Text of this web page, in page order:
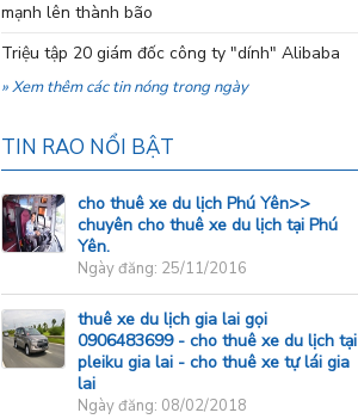
mạnh lên thành bão
Triệu tập 20 giám đốc công ty "dính" Alibaba
» Xem thêm các tin nóng trong ngày
TIN RAO NỔI BẬT
cho thuê xe du lịch Phú Yên>>
chuyên cho thuê xe du lịch tại Phú
Yên.
Ngày đăng: 25/11/2016
thuê xe du lịch gia lai gọi
0906483699 - cho thuê xe du lịch tại
pleiku gia lai - cho thuê xe tự lái gia
lai
Ngày đăng: 08/02/2018